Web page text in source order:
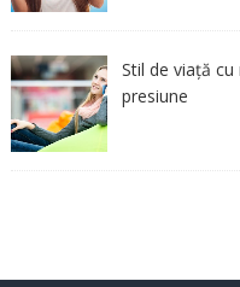
Stil de viață
presiune